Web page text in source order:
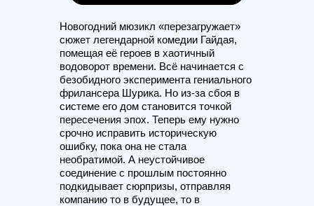
Новогодний мюзикл «перезагружает»
сюжет легендарной комедии Гайдая,
помещая её героев в хаотичный
водоворот времени. Всё начинается с
безобидного эксперимента гениального
фрилансера Шурика. Но из-за сбоя в
системе его дом становится точкой
пересечения эпох. Теперь ему нужно
срочно исправить историческую
ошибку, пока она не стала
необратимой. А неустойчивое
соединение с прошлым постоянно
подкидывает сюрпризы, отправляя
компанию то в будущее, то в